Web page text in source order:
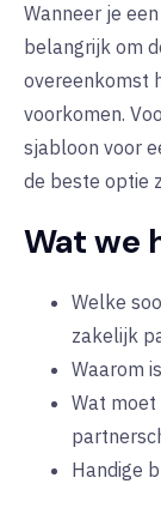
Wanneer je
belangrijk om
overeenkomst
voorkomen.
sjabloon voor
de beste optie
Wat we
Welke
zakelijk
Waarom
Wat
Handige